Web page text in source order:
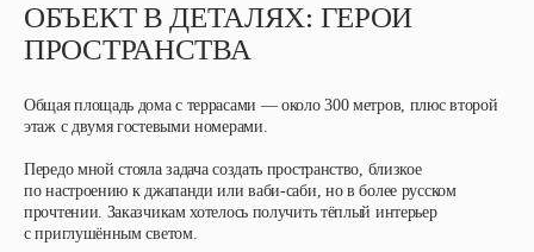
ОБЪЕКТ В ДЕТАЛЯХ: ГЕРОИ
ПРОСТРАНСТВА
Общая площадь дома с террасами — около 300 метров, плюс второй
этаж с двумя гостевыми номерами.
Передо мной стояла задача создать пространство, близкое
по настроению к джапанди или ваби-саби, но в более русском
прочтении. Заказчикам хотелось получить тёплый интерьер
с приглушённым светом.